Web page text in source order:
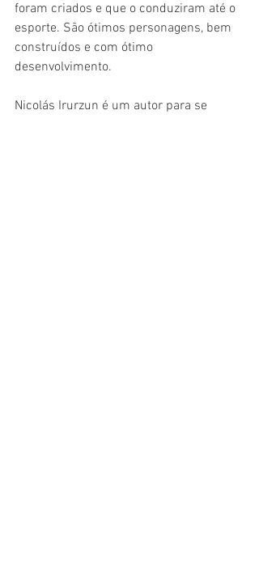
foram criados e que o conduziram até o
esporte. São ótimos personagens, bem
construídos e com ótimo
desenvolvimento.
Nicolás Irurzun é um autor para se